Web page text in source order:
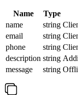
Name Type
name
string
email
string
phone
string
description string
message
string